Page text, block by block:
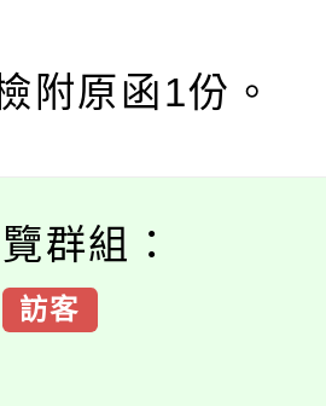
原函1份。
群組：
訪客